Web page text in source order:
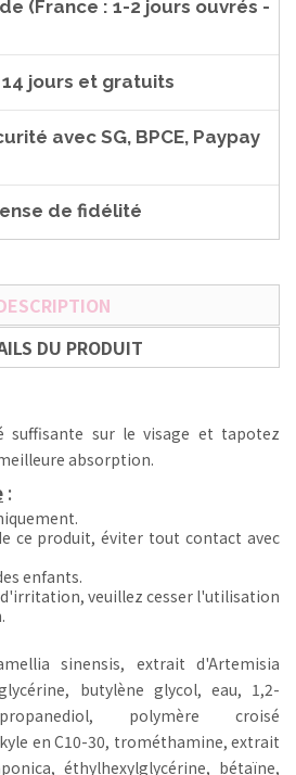
(France : 1-2 jours ouvrés -
jours et gratuits
avec SG, BPCE, Paypay
de fidélité
DU PRODUIT
suffisante sur le visage et tapotez
absorption.
:
ce produit, éviter tout contact avec
enfants.
veuillez cesser l'utilisation
sinensis, extrait d'Artemisia
butylène glycol, eau, 1,2-
polymère croisé
en C10-30, trométhamine, extrait
éthylhexylglycérine, bétaïne,